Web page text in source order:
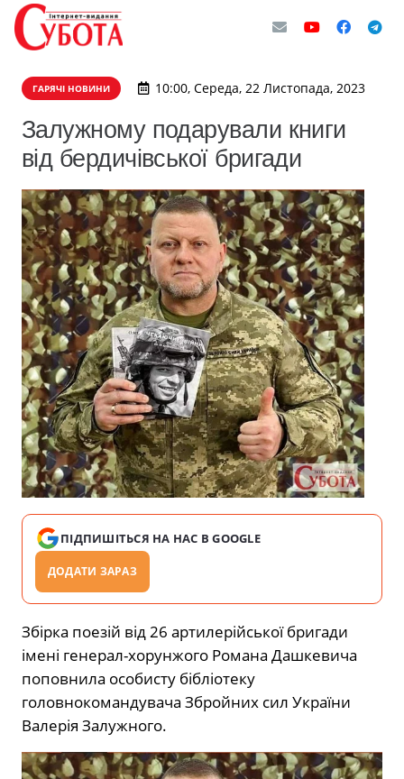
ГАРЯЧІ НОВИНИ 10:00, Середа, 22 Листопада, 2023
Залужному подарували книги
від бердичівської бригади
ПІДПИШІТЬСЯ НА НАС В GOOGLE
ДОДАТИ ЗАРАЗ
Збірка поезій від 26 артилерійської бригади
імені генерал-хорунжого Романа Дашкевича
поповнила особисту бібліотеку
головнокомандувача Збройних сил України
Валерія Залужного.